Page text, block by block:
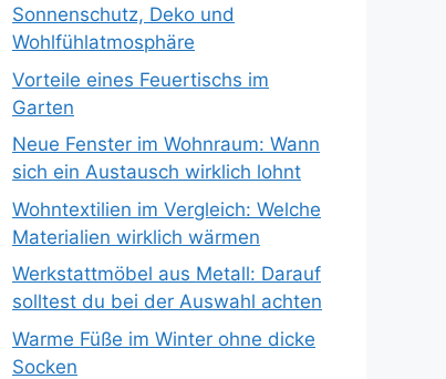
Sonnenschutz, Deko und
Wohlfühlatmosphäre
Vorteile eines Feuertischs im
Garten
Neue Fenster im Wohnraum: Wann
sich ein Austausch wirklich lohnt
Wohntextilien im Vergleich: Welche
Materialien wirklich wärmen
Werkstattmöbel aus Metall: Darauf
solltest du bei der Auswahl achten
Warme Füße im Winter ohne dicke
Socken